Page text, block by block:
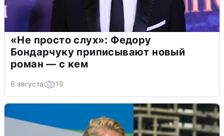
«Не просто слух»: Федору
Бондарчуку приписывают новый
роман — с кем
6 августа 19